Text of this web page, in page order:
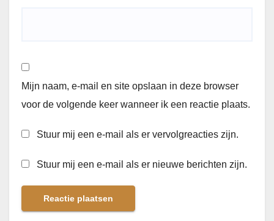
Mijn naam, e-mail en site opslaan in deze browser
voor de volgende keer wanneer ik een reactie plaats.
Stuur mij een e-mail als er vervolgreacties zijn.
Stuur mij een e-mail als er nieuwe berichten zijn.